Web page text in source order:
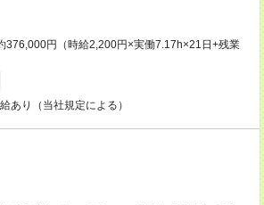
376,000円（時給2,200円×実働7.17h×21日+残業
あり（当社規定による）